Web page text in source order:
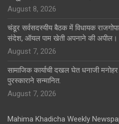
August 8, 2026
चंडूर सर्वसदस्यीय बैठक में विधायक
संदेश, ऑयल पाम खेती अपनाने की अपील।
August 7, 2026
सामाजिक कार्याची दखल घेत धनाजी मनोहर
पुरस्काराने सन्मानित.
August 7, 2026
Mahima Khadicha Weekly